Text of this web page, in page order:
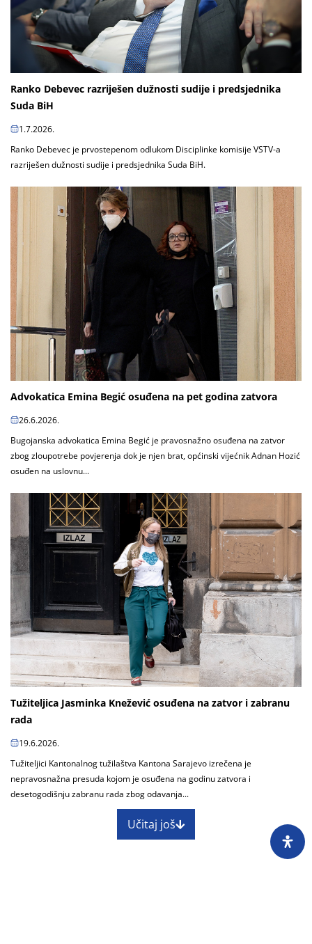
Ranko Debevec razriješen dužnosti sudije i predsjednika
Suda BiH
1.7.2026.
Ranko Debevec je prvostepenom odlukom Disciplinke komisije VSTV-a
razriješen dužnosti sudije i predsjednika Suda BiH.
Advokatica Emina Begić osuđena na pet godina zatvora
26.6.2026.
Bugojanska advokatica Emina Begić je pravosnažno osuđena na zatvor
zbog zloupotrebe povjerenja dok je njen brat, općinski vijećnik Adnan Hozić
osuđen na uslovnu...
Tužiteljica Jasminka Knežević osuđena na zatvor i zabranu
rada
19.6.2026.
Tužiteljici Kantonalnog tužilaštva Kantona Sarajevo izrečena je
nepravosnažna presuda kojom je osuđena na godinu zatvora i
desetogodišnju zabranu rada zbog odavanja...
Učitaj još